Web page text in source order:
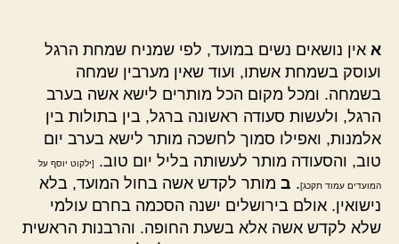
א אין נושאים נשים במועד, לפי שמניח שמחת הרגל
ועוסק בשמחת אשתו, ועוד שאין מערבין שמחה
בשמחה. ומכל מקום הכל מותרים לישא אשה בערב
הרגל, ולעשות סעודה ראשונה ברגל, בין בתולות בין
אלמנות, ואפילו סמוך לחשכה מותר לישא בערב יום
טוב, והסעודה מותר לעשותה בליל יום טוב.
[ילקוט יוסף על
המועדים עמוד תקכג]. ב מותר לקדש אשה בחול המועד, בלא
נישואין. אולם בירושלים ישנה הסכמה בחרם עולמי
שלא לקדש אשה אלא בשעת החופה. והרבנות הראשית